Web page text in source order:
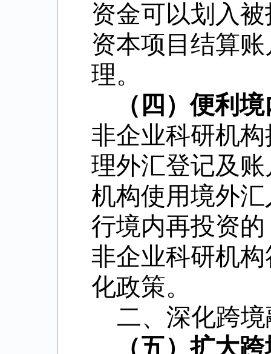
资金可以划入
资本项目结算
理。
（四）便利
非企业科研机
理外汇登记及
机构使用境外
行境内再投资
非企业科研机
化政策。
二、深化跨
（五）扩大